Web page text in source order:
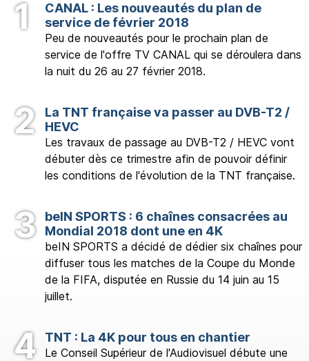
CANAL : Les nouveautés du plan de
service de février 2018
Peu de nouveautés pour le prochain plan de
service de l'offre TV CANAL qui se déroulera dans
la nuit du 26 au 27 février 2018.
La TNT française va passer au DVB-T2 /
HEVC
Les travaux de passage au DVB-T2 / HEVC vont
débuter dès ce trimestre afin de pouvoir définir
les conditions de l'évolution de la TNT française.
beIN SPORTS : 6 chaînes consacrées au
Mondial 2018 dont une en 4K
beIN SPORTS a décidé de dédier six chaînes pour
diffuser tous les matches de la Coupe du Monde
de la FIFA, disputée en Russie du 14 juin au 15
juillet.
TNT : La 4K pour tous en chantier
Le Conseil Supérieur de l'Audiovisuel débute une